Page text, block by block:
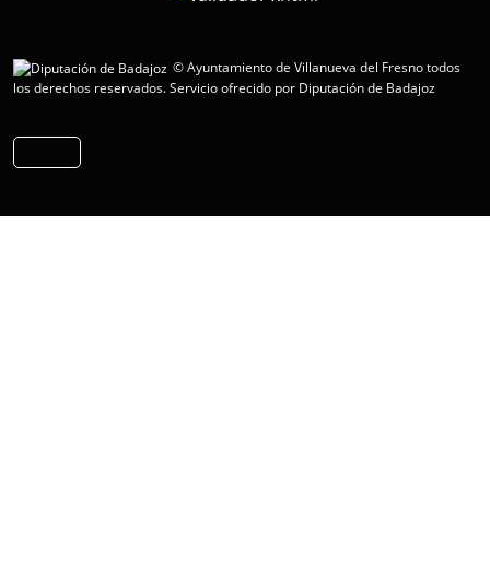
© Ayuntamiento de Villanueva del Fresno todos
los derechos reservados.Servicio ofrecido por Diputación de Badajoz